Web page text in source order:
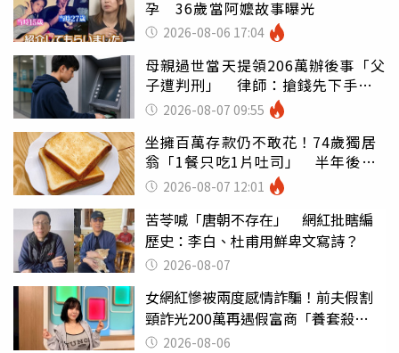
孕 36歲當阿嬤故事曝光
2026-08-06 17:04
母親過世當天提領206萬辦後事「父
子遭判刑」 律師：搶錢先下手是
罪 2026-08-07 09:55
坐擁百萬存款仍不敢花！74歲獨居
翁「1餐只吃1片吐司」 半年後暴
瘦嚇壞女兒
2026-08-07 12:01
苦苓喊「唐朝不存在」 網紅批瞎編
歷史：李白、杜甫用鮮卑文寫詩？
2026-08-07
女網紅慘被兩度感情詐騙！前夫假割
頸詐光200萬再遇假富商「養套殺
2000萬」
2026-08-06